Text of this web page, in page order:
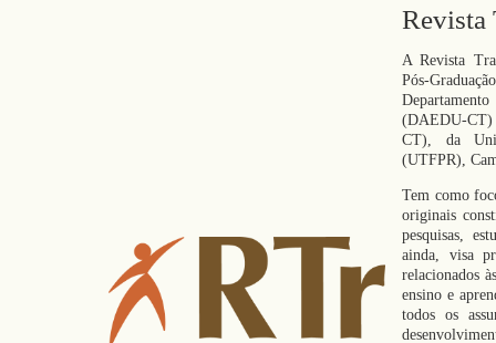
Revista
A Revista
Pós-
(DAEDU-
CT), da
(UTFPR),
Tem como
originais
pesquisas,
ainda, visa
relacionados
ensino e
todos os